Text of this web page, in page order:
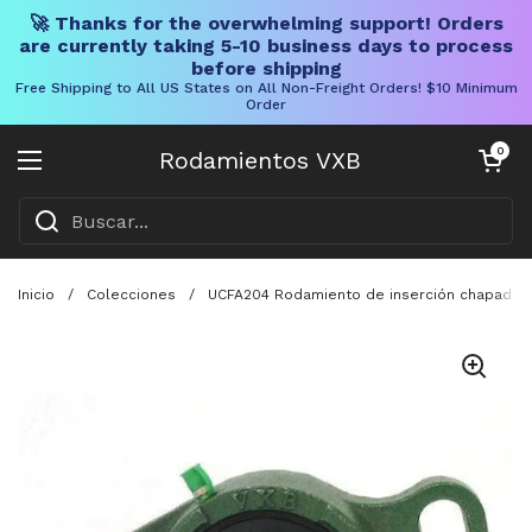
🚀 Thanks for the overwhelming support! Orders
are currently taking 5-10 business days to process
before shipping
Free Shipping to All US States on All Non-Freight Orders! $10 Minimum
Order
Rodamientos VXB
Abrir menú
Carrito0
Inicio / Colecciones / UCFA204 Rodamiento de inserción